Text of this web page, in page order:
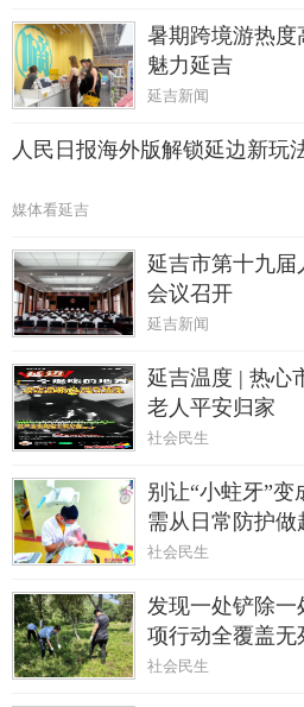
暑期跨境游热
魅力延吉
延吉新闻
人民日报海外版解锁延边新
媒体看延吉
延吉市第十九届
会议召开
延吉新闻
延吉温度 | 热心
老人平安归家
社会民生
别让“小蛀牙”
需从日常防护做
社会民生
发现一处铲除
项行动全覆盖无
社会民生